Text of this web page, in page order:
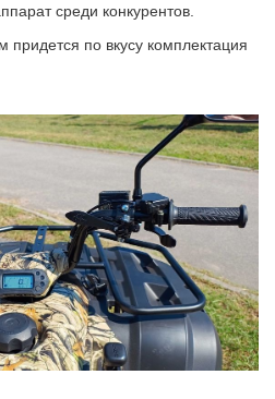
среди конкурентов.
придется по вкусу комплектация